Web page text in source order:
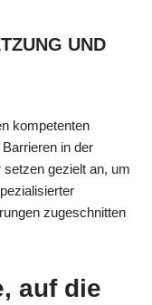
UND
kompetenten
in der
gezielt an, um
zugeschnitten
auf die